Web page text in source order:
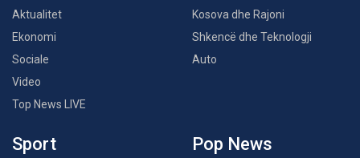
Aktualitet
Ekonomi
Sociale
Video
Top News LIVE
Kosova dhe Rajoni
Shkencë dhe Teknologji
Auto
Sport Pop News